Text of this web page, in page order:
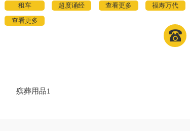
租车 超度诵经 查看更多 福寿万代
查看更多
殡葬用品1